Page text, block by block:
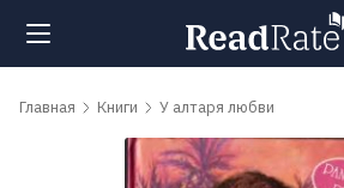
Поиск
Главная Книги У алтаря любви